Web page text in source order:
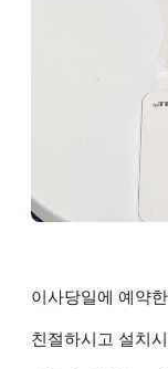
이사당일에 예약
친절하시고 설치